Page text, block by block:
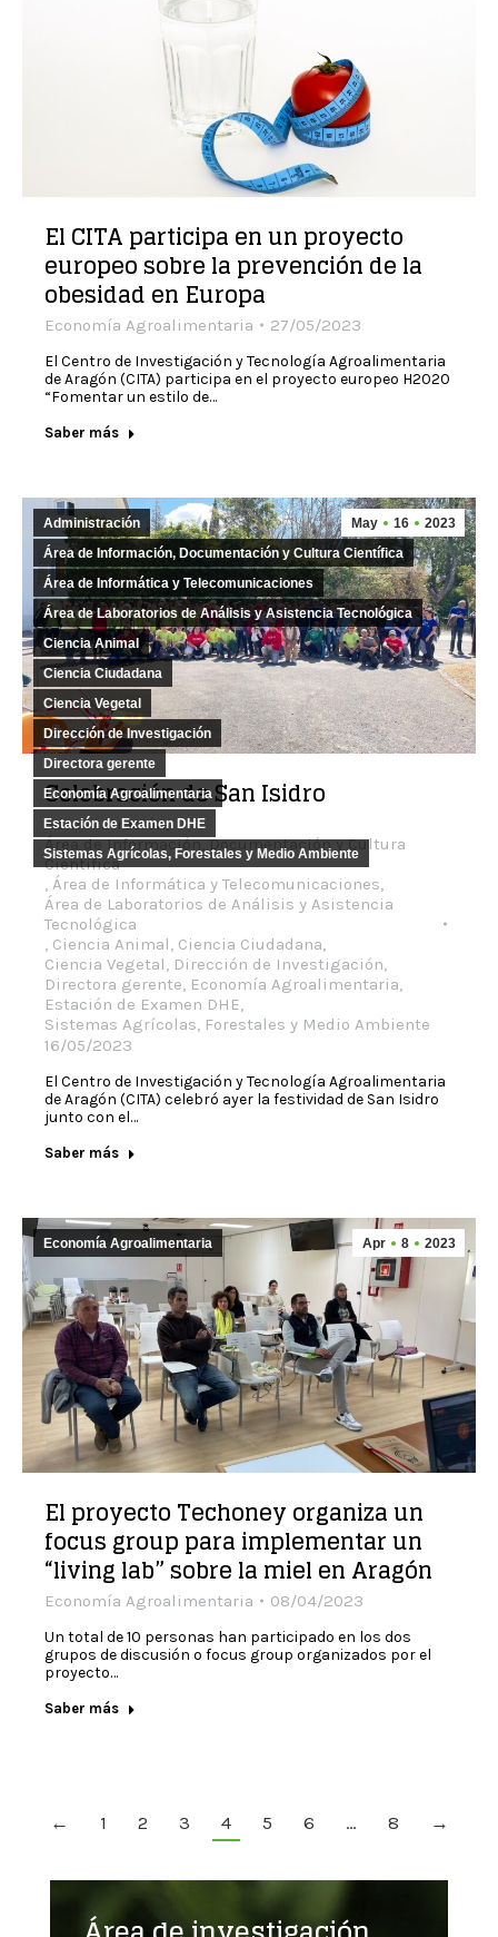
El CITA participa en un proyecto
europeo sobre la prevención de la
obesidad en Europa
Economía Agroalimentaria 27/05/2023
El Centro de Investigación y Tecnología Agroalimentaria
de Aragón (CITA) participa en el proyecto europeo H2020
“Fomentar un estilo de…
Saber más
May 16 2023
Administración
Área de Información, Documentación y Cultura Científica
Área de Informática y Telecomunicaciones
Área de Laboratorios de Análisis y Asistencia Tecnológica
Ciencia Animal
Ciencia Ciudadana
Ciencia Vegetal
Dirección de Investigación
Directora gerente
Economía Agroalimentaria
Estación de Examen DHE
Sistemas Agrícolas, Forestales y Medio Ambiente
Celebración de San Isidro
Administración,
Área de Información, Documentación y Cultura
Científica
, Área de Informática y Telecomunicaciones,
Área de Laboratorios de Análisis y Asistencia
Tecnológica
, Ciencia Animal, Ciencia Ciudadana,
Ciencia Vegetal, Dirección de Investigación,
Directora gerente, Economía Agroalimentaria,
Estación de Examen DHE,
Sistemas Agrícolas, Forestales y Medio Ambiente
16/05/2023
El Centro de Investigación y Tecnología Agroalimentaria
de Aragón (CITA) celebró ayer la festividad de San Isidro
junto con el…
Saber más
Apr 8 2023
Economía Agroalimentaria
El proyecto Techoney organiza un
focus group para implementar un
“living lab” sobre la miel en Aragón
Economía Agroalimentaria 08/04/2023
Un total de 10 personas han participado en los dos
grupos de discusión o focus group organizados por el
proyecto…
Saber más
← 1 2 3 4 5 6 … 8 →